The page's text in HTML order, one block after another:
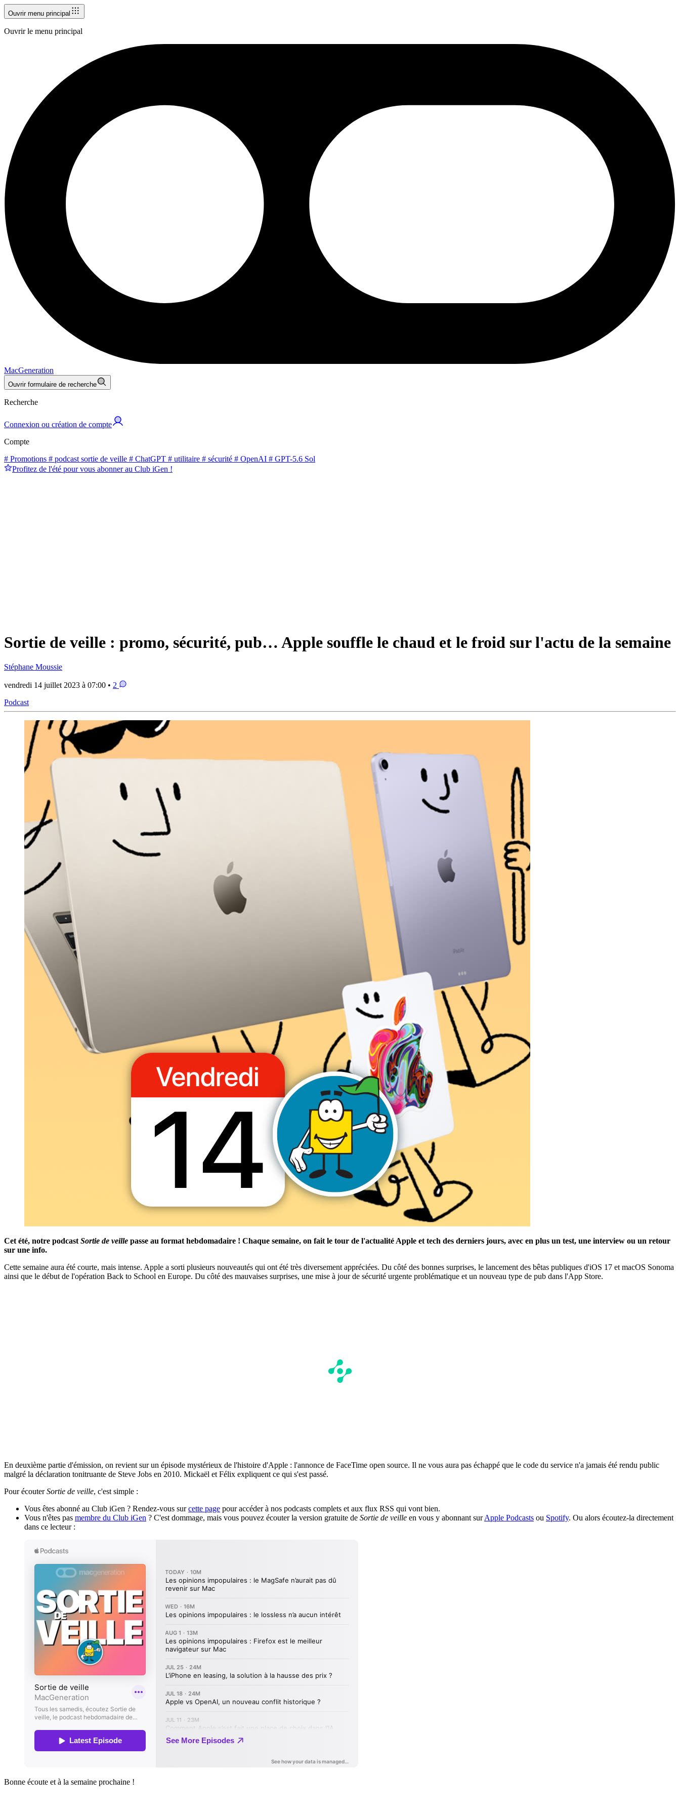
Ouvrir menu principal
Ouvrir le menu principal
MacGeneration
Ouvrir formulaire de recherche
Recherche
Connexion ou création de compte
Compte
# Promotions # podcast sortie de veille # ChatGPT # utilitaire # sécurité # OpenAI # GPT-5.6 Sol
Profitez de l'été pour vous abonner au Club iGen !
Sortie de veille : promo, sécurité, pub… Apple souffle le chaud et le froid sur l'actu de la semaine
Stéphane Moussie
vendredi 14 juillet 2023 à 07:00 • 2
Podcast
Cet été, notre podcast Sortie de veille passe au format hebdomadaire ! Chaque semaine, on fait le tour de l'actualité Apple et tech des derniers jours, avec en plus un test, une interview ou un retour
sur une info.
Cette semaine aura été courte, mais intense. Apple a sorti plusieurs nouveautés qui ont été très diversement appréciées. Du côté des bonnes surprises, le lancement des bêtas publiques d'iOS 17 et macOS Sonoma
ainsi que le début de l'opération Back to School en Europe. Du côté des mauvaises surprises, une mise à jour de sécurité urgente problématique et un nouveau type de pub dans l'App Store.
En deuxième partie d'émission, on revient sur un épisode mystérieux de l'histoire d'Apple : l'annonce de FaceTime open source. Il ne vous aura pas échappé que le code du service n'a jamais été rendu public
malgré la déclaration tonitruante de Steve Jobs en 2010. Mickaël et Félix expliquent ce qui s'est passé.
Pour écouterSortie de veille, c'est simple :
Vous êtes abonné au Club iGen ? Rendez-vous surcette page pour accéder à nos podcasts complets et aux flux RSS qui vont bien.
Vous n'êtes pas membre du Club iGen ? C'est dommage, mais vous pouvez écouter la version gratuite de Sortie de veille en vous y abonnant surApple Podcasts ou Spotify. Ou alors écoutez-la directement
dans ce lecteur :
Bonne écoute et à la semaine prochaine !